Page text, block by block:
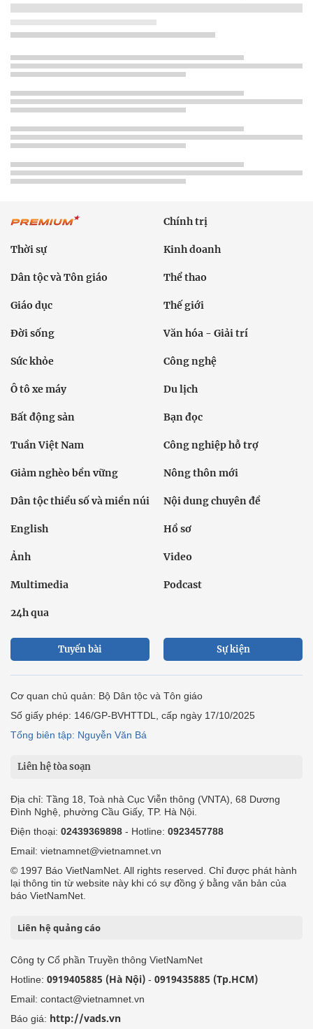
Chính trị
Thời sự Kinh doanh
Dân tộc và Tôn giáo Thể thao
Giáo dục Thế giới
Đời sống Văn hóa - Giải trí
Sức khỏe Công nghệ
Ô tô xe máy Du lịch
Bất động sản Bạn đọc
Tuần Việt Nam Công nghiệp hỗ trợ
Giảm nghèo bền vững Nông thôn mới
Dân tộc thiểu số và miền núi Nội dung chuyên đề
English Hồ sơ
Ảnh Video
Multimedia Podcast
24h qua
Tuyến bài Sự kiện
Cơ quan chủ quản: Bộ Dân tộc và Tôn giáo
Số giấy phép: 146/GP-BVHTTDL, cấp ngày 17/10/2025
Tổng biên tập: Nguyễn Văn Bá
Liên hệ tòa soạn
Địa chỉ: Tầng 18, Toà nhà Cục Viễn thông (VNTA), 68 Dương
Đình Nghệ, phường Cầu Giấy, TP. Hà Nội.
Điện thoại: 02439369898 - Hotline: 0923457788
Email: vietnamnet@vietnamnet.vn
© 1997 Báo VietNamNet. All rights reserved. Chỉ được phát hành
lại thông tin từ website này khi có sự đồng ý bằng văn bản của
báo VietNamNet.
Liên hệ quảng cáo
Công ty Cổ phần Truyền thông VietNamNet
Hotline: 0919405885 (Hà Nội) - 0919435885 (Tp.HCM)
Email: contact@vietnamnet.vn
Báo giá: http://vads.vn